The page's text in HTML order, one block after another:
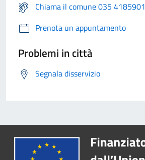
Chiama il comune 035 4185901
Prenota un appuntamento
Problemi in città
Segnala disservizio